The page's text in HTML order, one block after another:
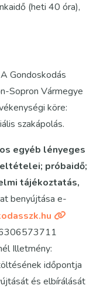
(heti 40 óra),
A Gondoskodás
Sopron Vármegye
köre:
szakápolás.
egyéb lényeges
próbaidő;
tájékoztatás,
benyújtása e-
Illetmény:
időpontja
és elbírálását